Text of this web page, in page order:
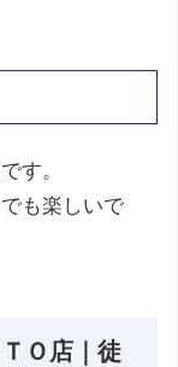
す。
も楽しいで
Ｏ店｜徒